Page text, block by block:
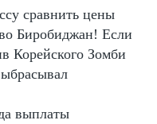
сравнить цены
Биробиджан! Если
Корейского Зомби
выплаты